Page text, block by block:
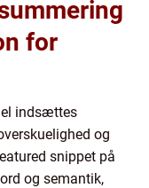
for
indsættes
og
snippet på
og semantik,